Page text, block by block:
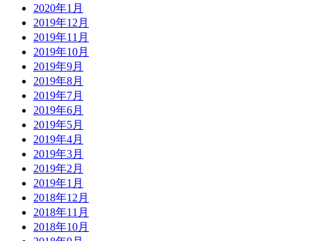
2020年1月
2019年12月
2019年11月
2019年10月
2019年9月
2019年8月
2019年7月
2019年6月
2019年5月
2019年4月
2019年3月
2019年2月
2019年1月
2018年12月
2018年11月
2018年10月